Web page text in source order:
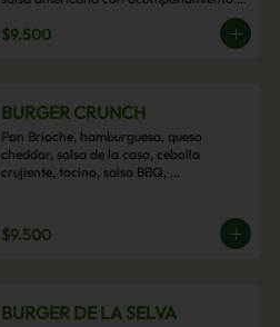
$9.500
BURGER CRUNCH
Pan Brioche, hamburguesa, queso
cheddar, salsa de la casa, cebolla
crujiente, tocino, salsa BBQ,
$9.500
BURGER DE LA SELVA